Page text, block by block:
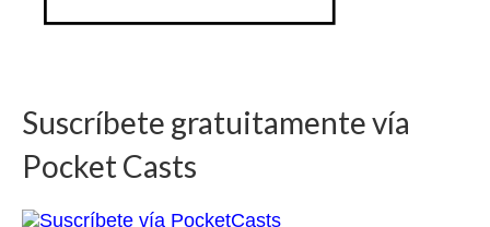
Suscríbete gratuitamente vía
Pocket Casts